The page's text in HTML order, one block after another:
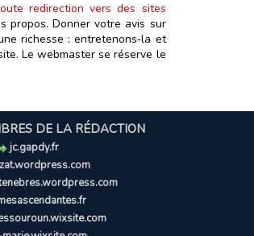
redirection vers des sites
propos. Donner votre avis sur
richesse : entretenons‑la et
Le webmaster se réserve le
DE LA RÉDACTION
jc.gapdy.fr